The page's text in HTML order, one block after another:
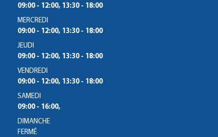
09:00 - 12:00, 13:30 - 18:00
MERCREDI
09:00 - 12:00, 13:30 - 18:00
JEUDI
09:00 - 12:00, 13:30 - 18:00
VENDREDI
09:00 - 12:00, 13:30 - 18:00
SAMEDI
09:00 - 16:00,
DIMANCHE
FERMÉ